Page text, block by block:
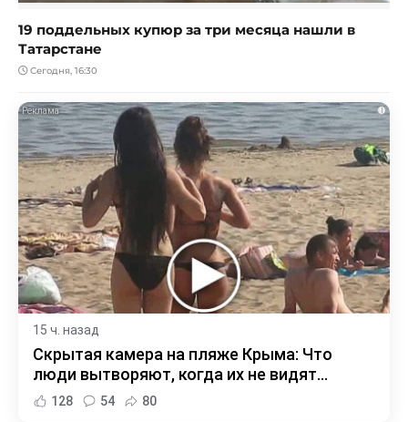
19 поддельных купюр за три месяца нашли в
Татарстане
Сегодня, 16:30
i
15 ч. назад
Скрытая камера на пляже Крыма: Что
люди вытворяют, когда их не видят...
128 54 80